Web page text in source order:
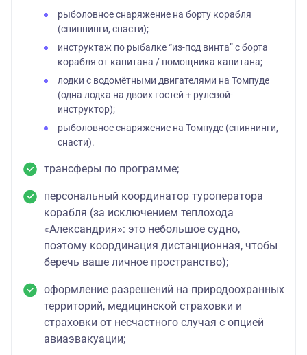
рыболовное снаряжение на борту корабля
(спиннинги, снасти);
инструктаж по рыбалке “из-под винта” с борта
корабля от капитана / помощника капитана;
лодки с водомётными двигателями на Томпуде
(одна лодка на двоих гостей + рулевой-
инструктор);
рыболовное снаряжение на Томпуде (спиннинги,
снасти).
трансферы по программе;
персональный координатор туроператора
корабля (за исключением теплохода
«Александрия»: это небольшое судно,
поэтому координация дистанционная, чтобы
беречь ваше личное пространство);
оформление разрешений на природоохранных
территорий, медицинской страховки и
страховки от несчастного случая с опцией
авиаэвакуации;